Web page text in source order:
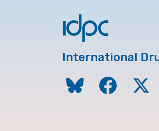
International